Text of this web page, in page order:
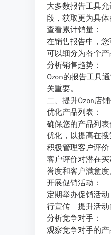
大多数报告工具
段，获取更为具体
查看累计销量：
在销售报告中，
可以细分为各个产
分析销售趋势：
Ozon的报告工具
关重要。
二、提升Ozon店
优化产品列表：
确保您的产品列
优化，以提高在搜
积极管理客户评价
客户评价对潜在
誉度和客户满意度
开展促销活动：
定期举办促销活
行宣传，提升活动
分析竞争对手：
观察竞争对手的